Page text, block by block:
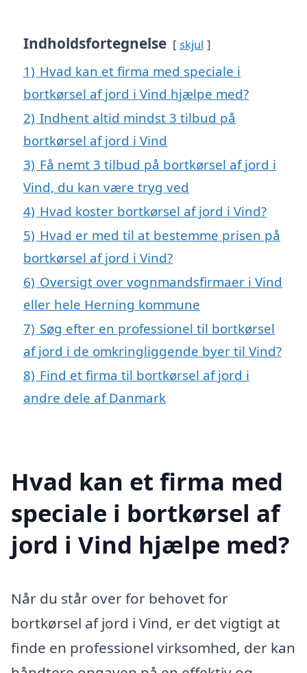
Indholdsfortegnelse skjul
1) Hvad kan et firma med speciale i
bortkørsel af jord i Vind hjælpe med?
2) Indhent altid mindst 3 tilbud på
bortkørsel af jord i Vind
3) Få nemt 3 tilbud på bortkørsel af jord i
Vind, du kan være tryg ved
4) Hvad koster bortkørsel af jord i Vind?
5) Hvad er med til at bestemme prisen på
bortkørsel af jord i Vind?
6) Oversigt over vognmandsfirmaer i Vind
eller hele Herning kommune
7) Søg efter en professionel til bortkørsel
af jord i de omkringliggende byer til Vind?
8) Find et firma til bortkørsel af jord i
andre dele af Danmark
Hvad kan et firma med
speciale i bortkørsel af
jord i Vind hjælpe med?
Når du står over for behovet for
bortkørsel af jord i Vind, er det vigtigt at
finde en professionel virksomhed, der kan